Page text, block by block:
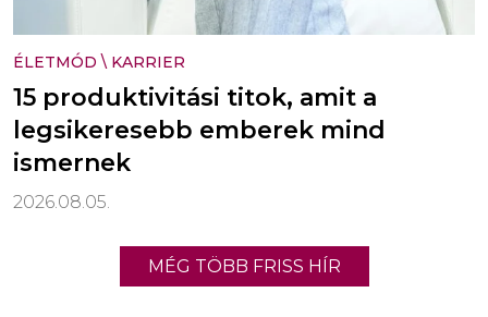
ÉLETMÓD \ KARRIER
15 produktivitási titok, amit a
legsikeresebb emberek mind
ismernek
2026.08.05.
MÉG TÖBB FRISS HÍR